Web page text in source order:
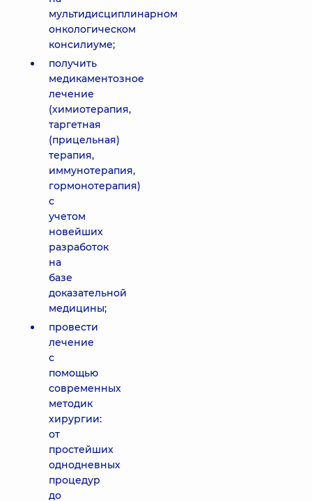
мультидисциплинарном
онкологическом
консилиуме;
получить
медикаментозное
лечение
(химиотерапия,
таргетная
(прицельная)
терапия,
иммунотерапия,
гормонотерапия)
с
учетом
новейших
разработок
на
базе
доказательной
медицины;
провести
лечение
с
помощью
современных
методик
хирургии:
от
простейших
однодневных
процедур
до